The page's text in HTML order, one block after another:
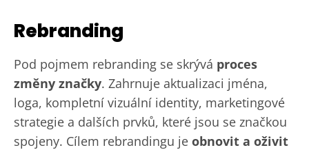
Rebranding
Pod pojmem rebranding se skrývá proces
změny značky. Zahrnuje aktualizaci jména,
loga, kompletní vizuální identity, marketingové
strategie a dalších prvků, které jsou se značkou
spojeny. Cílem rebrandingu je obnovit a oživit